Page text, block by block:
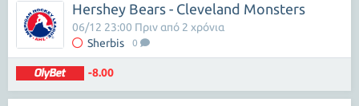
Hershey Bears - Cleveland Monsters
Sherbis 0
06/12 23:00 Πριν από 2 χρόνια
-8.00